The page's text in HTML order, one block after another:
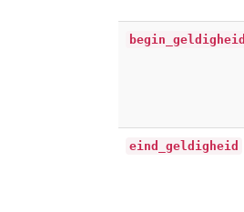
begin_geldigheid
eind_geldigheid